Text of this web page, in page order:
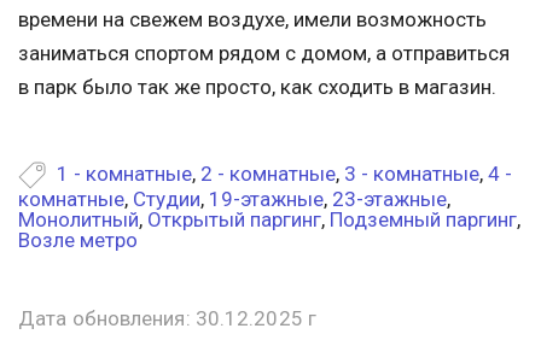
времени на свежем воздухе, имели возможность
заниматься спортом рядом с домом, а отправиться
в парк было так же просто, как сходить в магазин.
1 - комнатные, 2 - комнатные, 3 - комнатные, 4 -
комнатные, Студии, 19-этажные, 23-этажные,
Монолитный, Открытый паргинг, Подземный паргинг,
Возле метро
Дата обновления: 30.12.2025 г